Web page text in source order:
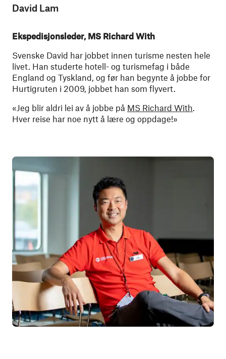
David Lam
Ekspedisjonsleder, MS Richard With
Svenske David har jobbet innen turisme nesten hele
livet. Han studerte hotell- og turismefag i både
England og Tyskland, og før han begynte å jobbe for
Hurtigruten i 2009, jobbet han som flyvert.
«Jeg blir aldri lei av å jobbe på MS Richard With.
Hver reise har noe nytt å lære og oppdage!»